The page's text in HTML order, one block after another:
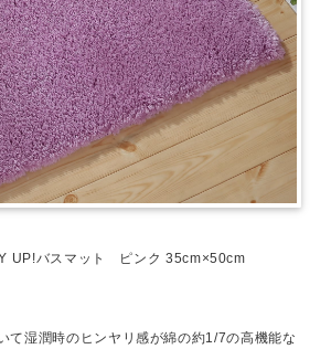
UP!バスマット ピンク 35cm×50cm
て湿潤時のヒンヤリ感が綿の約1/7の高機能な